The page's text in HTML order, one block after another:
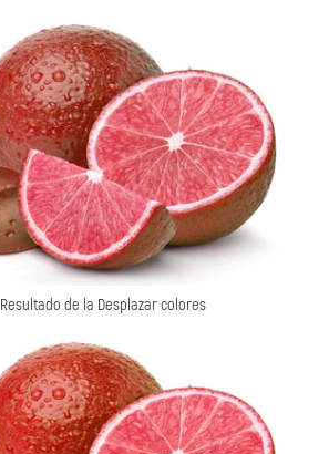
Resultado de la Desplazar colores